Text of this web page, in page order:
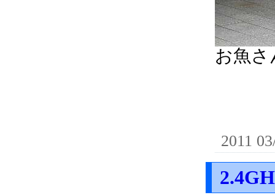
お魚
2011